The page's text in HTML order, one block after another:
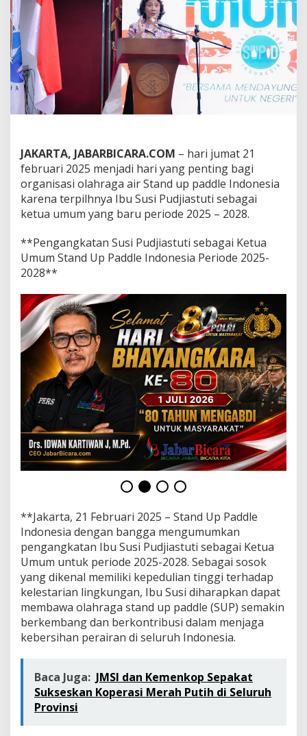
a
e
u
a
u
m
s
t
d
u
p
p
a
d
d
e
i
n
d
o
n
e
p
e
r
i
o
d
e
2
0
5
0
2
JAKARTA, JABARBICARA.COM – hari jumat 21
februari 2025 menjadi hari yang penting bagi
organisasi olahraga air Stand up paddle Indonesia
karena terpilhnya Ibu Susi Pudjiastuti sebagai
ketua umum yang baru periode 2025 – 2028.
**Pengangkatan Susi Pudjiastuti sebagai Ketua
Umum Stand Up Paddle Indonesia Periode 2025-
2028**
**Jakarta, 21 Februari 2025 – Stand Up Paddle
Indonesia dengan bangga mengumumkan
pengangkatan Ibu Susi Pudjiastuti sebagai Ketua
Umum untuk periode 2025-2028. Sebagai sosok
yang dikenal memiliki kepedulian tinggi terhadap
kelestarian lingkungan, Ibu Susi diharapkan dapat
membawa olahraga stand up paddle (SUP) semakin
berkembang dan berkontribusi dalam menjaga
kebersihan perairan di seluruh Indonesia.
Baca Juga: JMSI dan Kemenkop Sepakat
Sukseskan Koperasi Merah Putih di Seluruh
Provinsi